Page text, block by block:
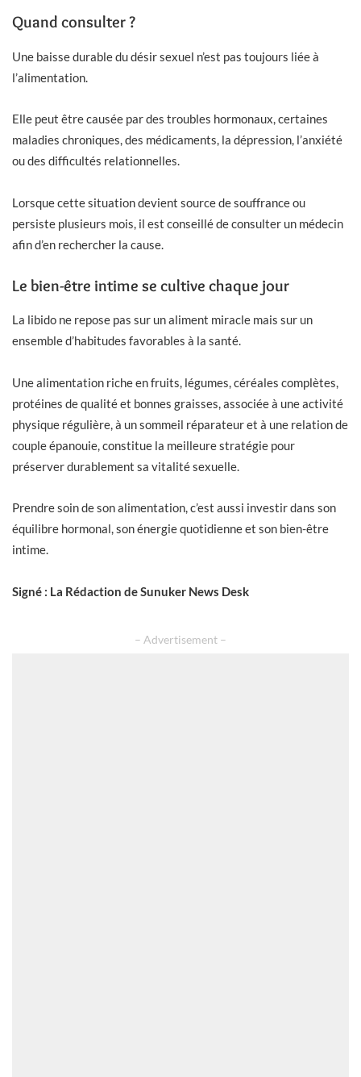
Quand consulter ?
Une baisse durable du désir sexuel n’est pas toujours liée à
l’alimentation.
Elle peut être causée par des troubles hormonaux, certaines
maladies chroniques, des médicaments, la dépression, l’anxiété
ou des difficultés relationnelles.
Lorsque cette situation devient source de souffrance ou
persiste plusieurs mois, il est conseillé de consulter un médecin
afin d’en rechercher la cause.
Le bien-être intime se cultive chaque jour
La libido ne repose pas sur un aliment miracle mais sur un
ensemble d’habitudes favorables à la santé.
Une alimentation riche en fruits, légumes, céréales complètes,
protéines de qualité et bonnes graisses, associée à une activité
physique régulière, à un sommeil réparateur et à une relation de
couple épanouie, constitue la meilleure stratégie pour
préserver durablement sa vitalité sexuelle.
Prendre soin de son alimentation, c’est aussi investir dans son
équilibre hormonal, son énergie quotidienne et son bien-être
intime.
Signé : La Rédaction de Sunuker News Desk
– Advertisement –